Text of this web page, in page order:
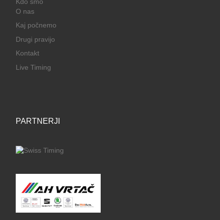
Kdo smo
O nas
Kaj počnemo
Drugi pravijo
Kontakt
Live Timing
PARTNERJI